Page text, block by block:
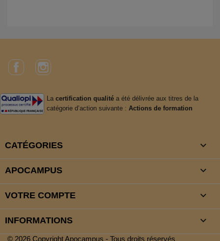
FacebookInstagram
La certification qualitéa été délivrée aux titres de la
catégorie d’action suivante : Actions de formation
CATÉGORIES 
APOCAMPUS 
VOTRE COMPTE 
INFORMATIONS keyboard_arrow_down
© 2026 Copyright Apocampus - Tous droits réservés